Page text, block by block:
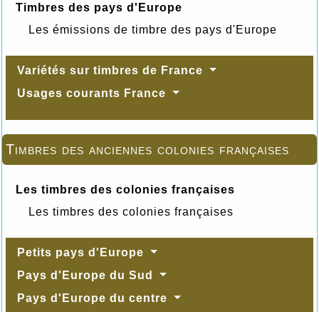
Timbres des pays d'Europe
Les émissions de timbre des pays d'Europe
Variétés sur timbres de France
Usages courants France
Timbres des anciennes colonies françaises
Les timbres des colonies françaises
Les timbres des colonies françaises
Petits pays d'Europe
Pays d'Europe du Sud
Pays d'Europe du centre